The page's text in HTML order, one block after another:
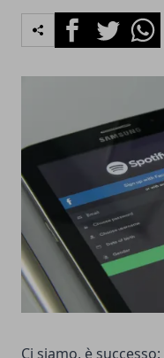
FacebookTwitter
Ci siamo, è